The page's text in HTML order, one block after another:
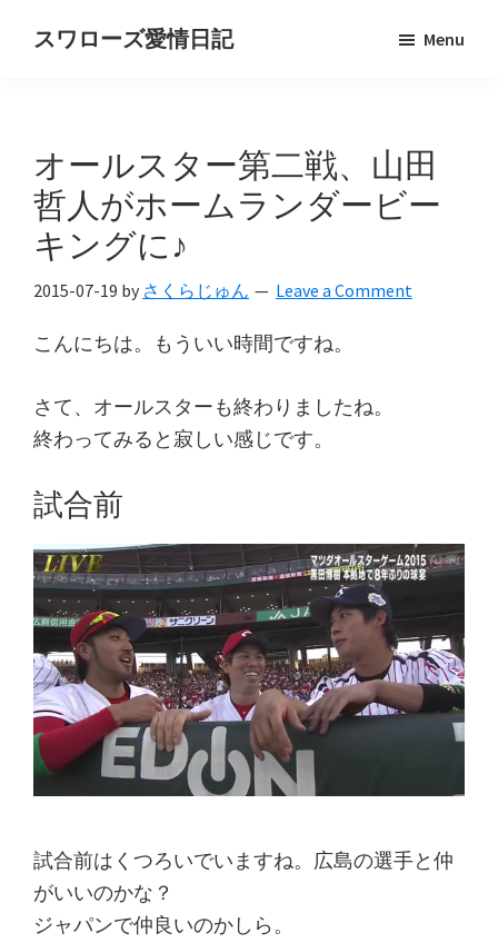
スワローズ愛情日記
ト
ス
ワ
ロ
ー
好
OL
の
独
り
言
日
記
Menu
オールスター第二戦、山田
哲人がホームランダービー
キングに♪
2015-07-19 by さくらじゅん Leave a Comment
こんにちは。もういい時間ですね。
さて、オールスターも終わりましたね。
終わってみると寂しい感じです。
試合前
試合前はくつろいでいますね。広島の選手と仲
がいいのかな？
ジャパンで仲良いのかしら。